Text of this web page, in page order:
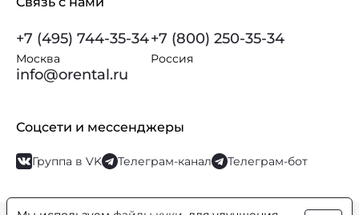
+7 (495) 744-35-34
Москва
+7 (800) 250-35-34
Россия
info@orental.ru
Соцсети и мессенджеры
Группа в VK Телеграм-канал Телеграм-бот